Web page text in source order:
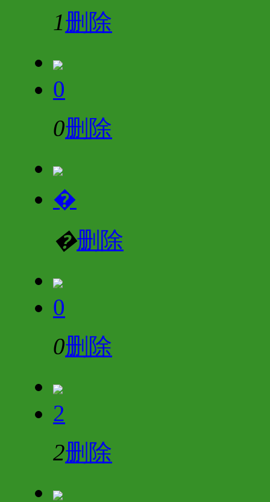
1删除
0
0删除
�
�删除
0
0删除
2
2删除